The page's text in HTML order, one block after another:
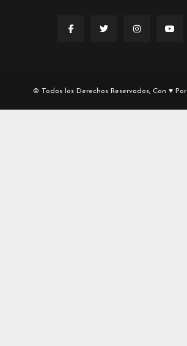
© Todos los Derechos Reservados, Con ♥ Por